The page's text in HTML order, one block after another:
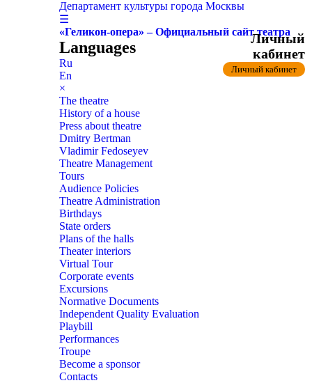
Департамент культуры города Москвы
☰
«Геликон-опера» – Официальный сайт театра
Languages
Ru
En
×
The theatre
History of a house
Press about theatre
Dmitry Bertman
Vladimir Fedoseyev
Theatre Management
Tours
Audience Policies
Theatre Administration
Birthdays
State orders
Plans of the halls
Theater interiors
Virtual Tour
Corporate events
Excursions
Normative Documents
Independent Quality Evaluation
Playbill
Performances
Troupe
Become a sponsor
Contacts
Личный
кабинет
Личный кабинет